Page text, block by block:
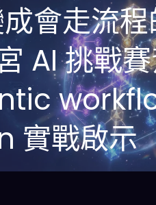
會走流
AI 挑戰
實戰啟示